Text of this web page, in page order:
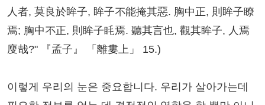
人者, 莫良於眸子, 眸子不能掩其惡. 胸中正, 則眸子瞭
焉; 胸中不正, 則眸子眊焉. 聽其言也, 觀其眸子, 人焉
廋哉?" 『孟子』 「離婁上」 15.)
이렇게 우리의 눈은 중요합니다. 우리가 살아가는데